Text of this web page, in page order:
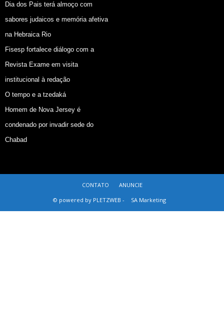
Dia dos Pais terá almoço com
sabores judaicos e memória afetiva
na Hebraica Rio
Fisesp fortalece diálogo com a
Revista Exame em visita
institucional à redação
O tempo e a tzedaká
Homem de Nova Jersey é
condenado por invadir sede do
Chabad
CONTATO
ANUNCIE
© powered by PLETZWEB -
SA Marketing